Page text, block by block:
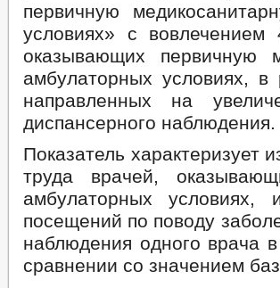
первичную
условиях» с вовлечением
оказывающих первичную
амбулаторных условиях, в
направленных на
диспансерного наблюдения.
Показатель характеризует
труда врачей,
амбулаторных условиях,
посещений по поводу
наблюдения одного врача
сравнении со значением